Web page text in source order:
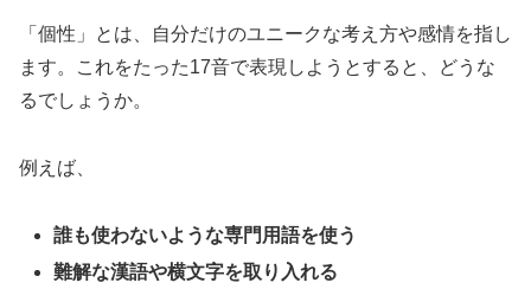
「個性」とは、自分だけのユニークな考え方や感情を指し
ます。これをたった17音で表現しようとすると、どうな
るでしょうか。
例えば、
誰も使わないような専門用語を使う
難解な漢語や横文字を取り入れる